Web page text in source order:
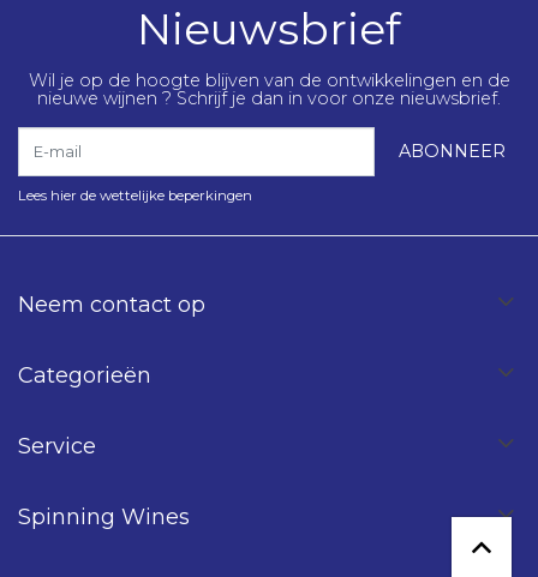
Nieuwsbrief
Wil je op de hoogte blijven van de ontwikkelingen en de
nieuwe wijnen ? Schrijf je dan in voor onze nieuwsbrief.
ABONNEER
Lees hier de wettelijke beperkingen
Neem contact op
Categorieën
Service
Spinning Wines